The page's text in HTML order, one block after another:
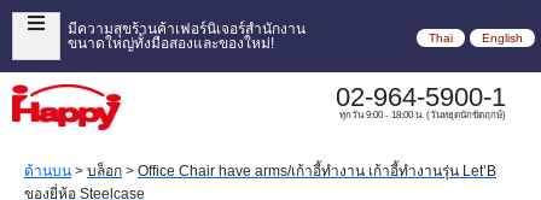
มีความสุขร้านค้าเฟอร์นิเจอร์สำนักงาน
ขนาดใหญ่ทั้งมือสองและของใหม่!
Thai English
02-964-5900-1
ทุกวัน 9:00 - 18:00 น. (วันหยุดนักขัตฤกษ์)
ด้านบน > บล็อก > Office Chair have arms/เก้าอี้ทำงาน เก้าอี้ทำงานรุ่น Let’B
ของยี่ห้อ Steelcase